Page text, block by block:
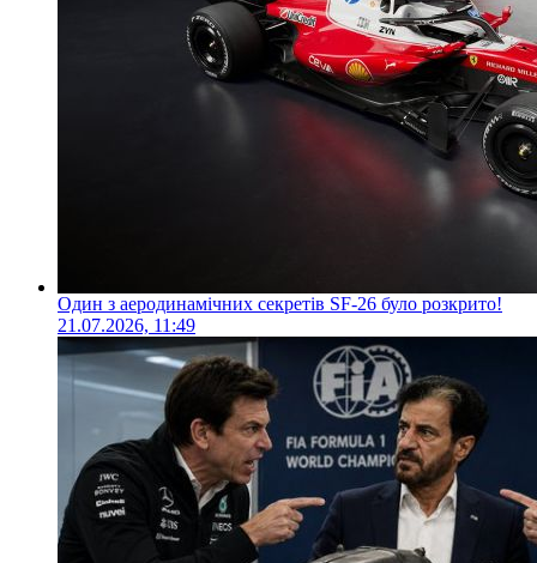
Один з аеродинамічних секретів SF-26 було розкрито!
21.07.2026, 11:49